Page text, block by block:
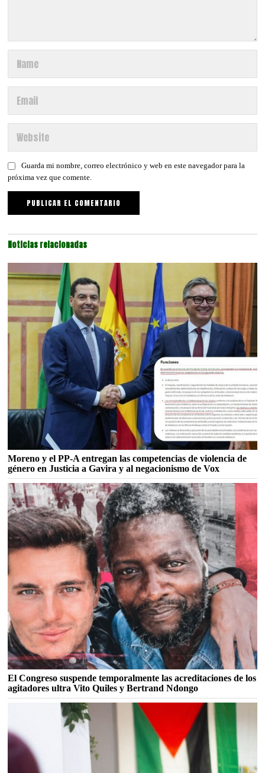
Guarda mi nombre, correo electrónico y web en este navegador para la
próxima vez que comente.
Noticias relacionadas
Moreno y el PP-A entregan las competencias de violencia de
género en Justicia a Gavira y al negacionismo de Vox
El Congreso suspende temporalmente las acreditaciones de los
agitadores ultra Vito Quiles y Bertrand Ndongo